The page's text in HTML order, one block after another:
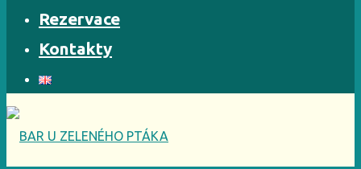
Rezervace
Kontakty